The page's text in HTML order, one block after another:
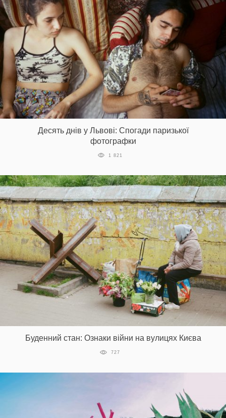
Десять днів у Львові: Спогади паризької
фотографки
1 821
Буденний стан: Ознаки війни на вулицях Києва
727